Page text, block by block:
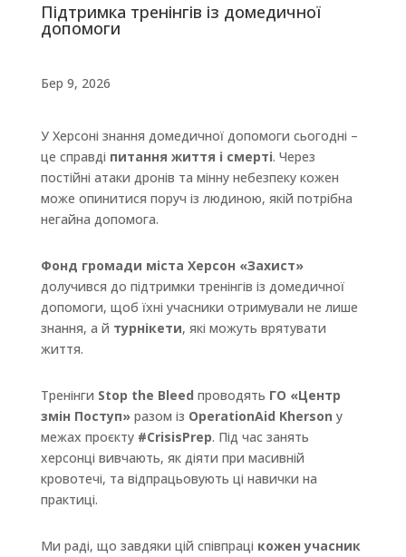
Підтримка тренінгів із домедичної
допомоги
Бер 9, 2026
У Херсоні знання домедичної допомоги сьогодні –
це справді питання життя і смерті. Через
постійні атаки дронів та мінну небезпеку кожен
може опинитися поруч із людиною, якій потрібна
негайна допомога.
Фонд громади міста Херсон «Захист»
долучився до підтримки тренінгів із домедичної
допомоги, щоб їхні учасники отримували не лише
знання, а й турнікети, які можуть врятувати
життя.
Тренінги Stop the Bleed проводять ГО «Центр
змін Поступ»разом із OperationAid Kherson у
межах проєкту #CrisisPrep. Під час занять
херсонці вивчають, як діяти при масивній
кровотечі, та відпрацьовують ці навички на
практиці.
Ми раді, що завдяки цій співпраці кожен учасник